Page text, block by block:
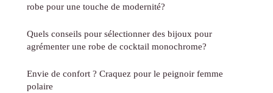
robe pour une touche de modernité?
Quels conseils pour sélectionner des bijoux pour
agrémenter une robe de cocktail monochrome?
Envie de confort ? Craquez pour le peignoir femme
polaire